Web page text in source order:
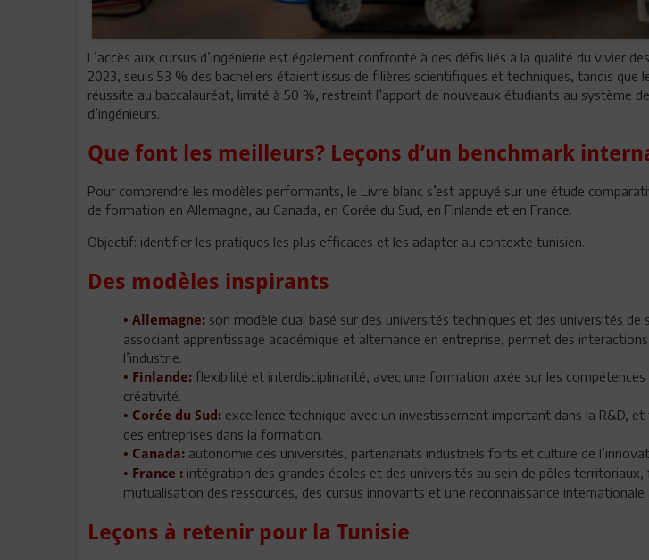
L’accès aux cursus d’ingénierie est également confronté à des défis liés à la qualité du vivier
2023, seuls 53 % des bacheliers étaient issus de filières scientifiques et techniques, tandis que
réussite au baccalauréat, limité à 50 %, restreint l’apport de nouveaux étudiants au système
d’ingénieurs.
Que font les meilleurs? Leçons d’un benchmark
Pour comprendre les modèles performants, le Livre blanc s’est appuyé sur une étude
de formation en Allemagne, au Canada, en Corée du Sud, en Finlande et en France.
Objectif: identifier les pratiques les plus efficaces et les adapter au contexte tunisien.
Des modèles inspirants
• Allemagne: son modèle dual basé sur des universités techniques et des universités de
associant apprentissage académique et alternance en entreprise, permet des
l’industrie.
• Finlande: flexibilité et interdisciplinarité, avec une formation axée sur les
créativité.
• Corée du Sud: excellence technique avec un investissement important dans la R&D,
des entreprises dans la formation.
• Canada: autonomie des universités, partenariats industriels forts et culture de
• France : intégration des grandes écoles et des universités au sein de pôles
mutualisation des ressources, des cursus innovants et une reconnaissance internationale
Leçons à retenir pour la Tunisie